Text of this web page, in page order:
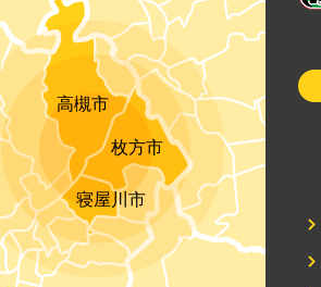
高槻市
枚方市
寝屋川市